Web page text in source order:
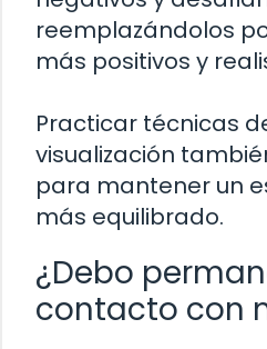
reemplazándolos
más positivos y
Practicar técnicas
visualización
para mantener un
más equilibrado.
¿Debo
contacto con